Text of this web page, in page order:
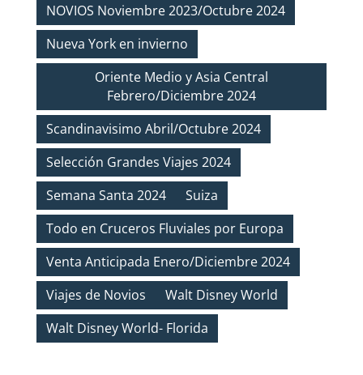
NOVIOS Noviembre 2023/Octubre 2024
Nueva York en invierno
Oriente Medio y Asia Central
Febrero/Diciembre 2024
Scandinavisimo Abril/Octubre 2024
Selección Grandes Viajes 2024
Semana Santa 2024
Suiza
Todo en Cruceros Fluviales por Europa
Venta Anticipada Enero/Diciembre 2024
Viajes de Novios
Walt Disney World
Walt Disney World- Florida